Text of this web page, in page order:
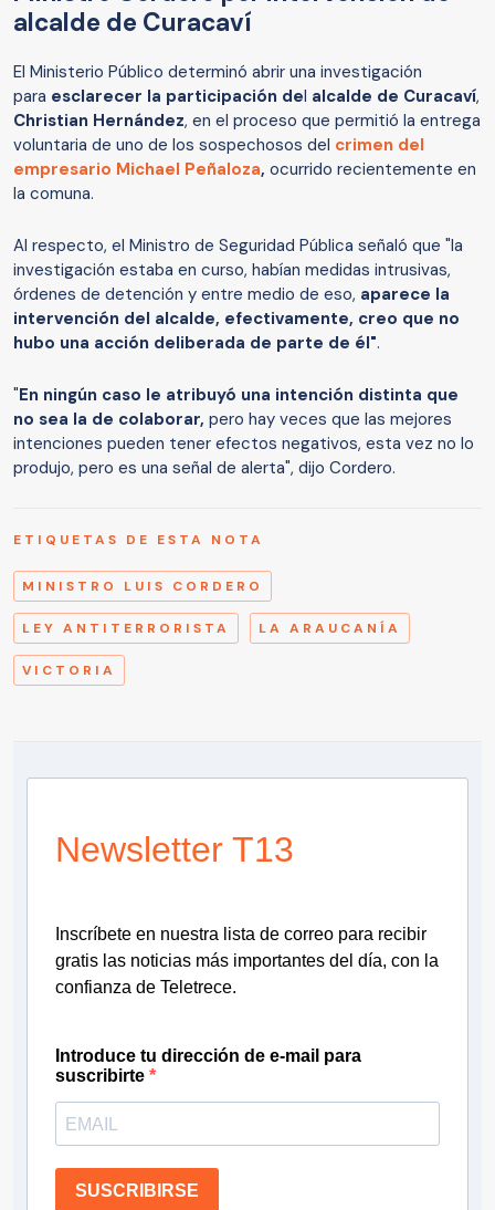
alcalde de Curacaví
El Ministerio Público determinó abrir una investigación
para esclarecer la participación del alcalde de Curacaví,
Christian Hernández, en el proceso que permitió la entrega
voluntaria de uno de los sospechosos del crimen del
empresario Michael Peñaloza, ocurrido recientemente en
la comuna.
Al respecto, el Ministro de Seguridad Pública señaló que "la
investigación estaba en curso, habían medidas intrusivas,
órdenes de detención y entre medio de eso, aparece la
intervención del alcalde, efectivamente, creo que no
hubo una acción deliberada de parte de él".
"En ningún caso le atribuyó una intención distinta que
no sea la de colaborar, pero hay veces que las mejores
intenciones pueden tener efectos negativos, esta vez no lo
produjo, pero es una señal de alerta", dijo Cordero.
ETIQUETAS DE ESTA NOTA
MINISTRO LUIS CORDERO
LEY ANTITERRORISTA LA ARAUCANÍA
VICTORIA
Newsletter T13
Inscríbete en nuestra lista de correo para recibir
gratis las noticias más importantes del día, con la
confianza de Teletrece.
Introduce tu dirección de e-mail para
suscribirte
SUSCRIBIRSE